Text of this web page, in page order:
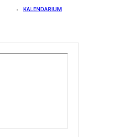
KALENDARIUM